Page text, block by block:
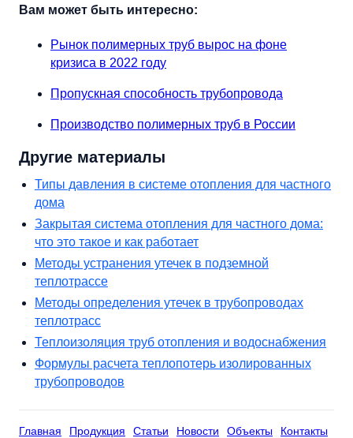
Вам может быть интересно:
Рынок полимерных труб вырос на фоне
кризиса в 2022 году
Пропускная способность трубопровода
Производство полимерных труб в России
Другие материалы
Типы давления в системе отопления для частного
дома
Закрытая система отопления для частного дома:
что это такое и как работает
Методы устранения утечек в подземной
теплотрассе
Методы определения утечек в трубопроводах
теплотрасс
Теплоизоляция труб отопления и водоснабжения
Формулы расчета теплопотерь изолированных
трубопроводов
Главная Продукция Статьи Новости Объекты Контакты